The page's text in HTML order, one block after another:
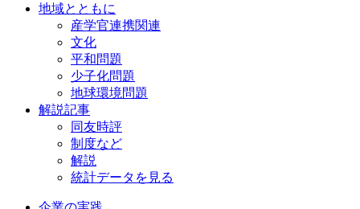
地域とともに
産学官連携関連
文化
平和問題
少子化問題
地球環境問題
解説記事
同友時評
制度など
解説
統計データを見る